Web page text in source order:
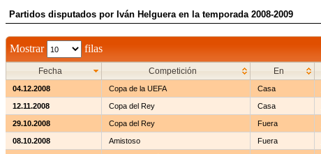
Partidos disputados por Iván Helguera en la temporada 2008-2009
Mostrar filas
Fecha Competición En
04.12.2008 Copa de la UEFA Casa
12.11.2008 Copa del Rey Casa
29.10.2008 Copa del Rey Fuera
08.10.2008 Amistoso Fuera